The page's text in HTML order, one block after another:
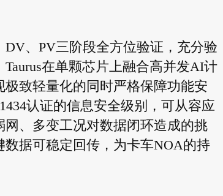
DV、PV三阶段全方位验证，充分验
在单颗芯片上融合高并发AI计
致轻量化的同时严格保障功能安
认证的信息安全级别，可从容应
、多变工况对数据闭环造成的挑
据可稳定回传，为卡车NOA的持